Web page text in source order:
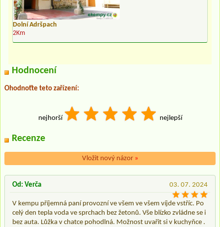
Dolní Adršpach
2Km
Hodnocení
Ohodnoťte teto zařízení:
nejhorší nejlepší
Recenze
Vložit nový názor »
03. 07. 2024
Od: Verča
V kempu příjemná paní provozní ve všem ve všem víjde vstříc. Po
celý den tepla voda ve sprchach bez žetonů. Vše blízko zvládne se i
bez auta. Lůžka v chatce pohodlná. Možnost uvařit si v kuchyňce .